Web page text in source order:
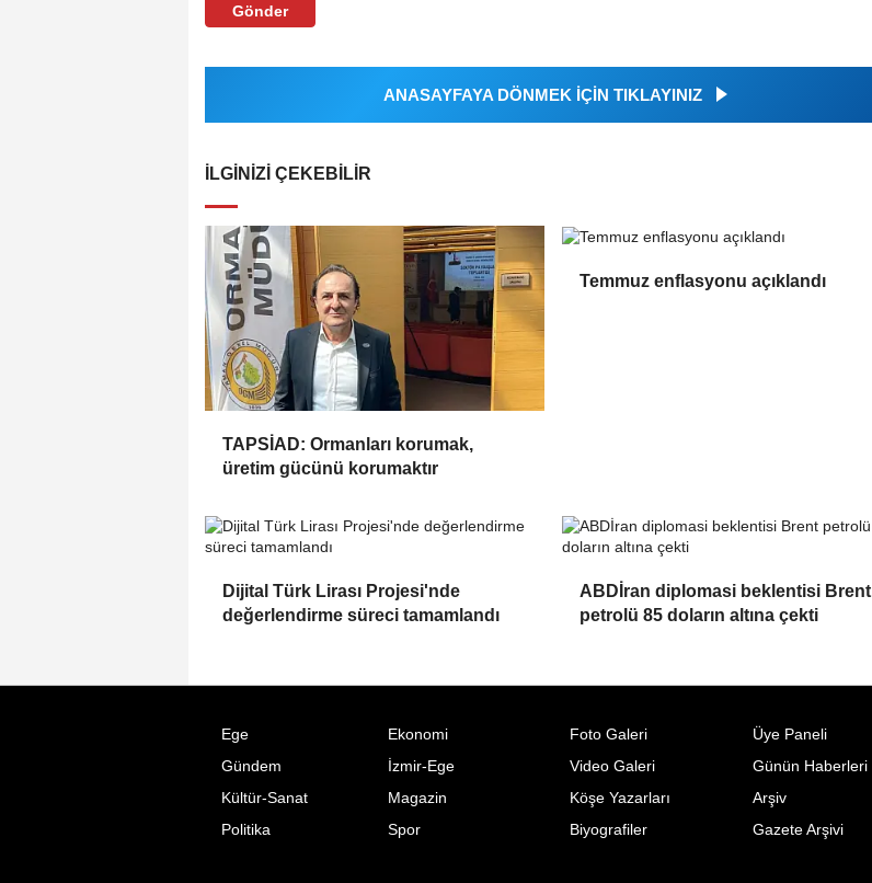
Gönder
ANASAYFAYA DÖNMEK İÇİN TIKLAYINIZ
İLGINIZI ÇEKEBILIR
TAPSİAD: Ormanları korumak,
üretim gücünü korumaktır
Temmuz enflasyonu açıklandı
Dijital Türk Lirası Projesi'nde
değerlendirme süreci tamamlandı
ABDİran diplomasi beklentisi Brent
petrolü 85 doların altına çekti
Ege
Ekonomi
Gündem
İzmir-Ege
Kültür-Sanat
Magazin
Politika
Spor
Foto Galeri
Video Galeri
Köşe Yazarları
Biyografiler
Üye Paneli
Günün Haberleri
Arşiv
Gazete Arşivi